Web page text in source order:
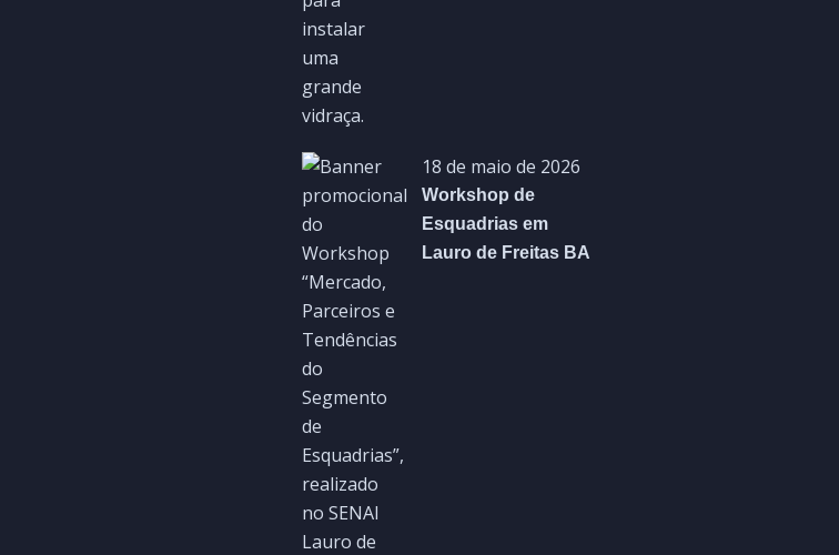
18 de maio de 2026
Workshop de
Esquadrias em
Lauro de Freitas BA